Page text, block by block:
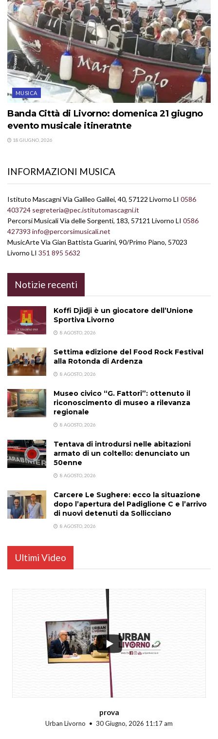
MUSICA
Banda Città di Livorno: domenica 21 giugno
evento musicale itineratnte
18 GIUGNO, 2026
INFORMAZIONI MUSICA
Istituto Mascagni Via Galileo Galilei, 40, 57122 Livorno LI 0586
403724 segreteria@pec.istitutomascagni.it
Percorsi Musicali Via delle Sorgenti, 183, 57121 Livorno LI 0586
427393 info@percorsimusicali.net
MusicArte Via Gian Battista Guarini, 90/Primo Piano, 57023
Livorno LI 351 895 5632
Notizie recenti
Koffi Djidji è un giocatore dell’Unione
Sportiva Livorno
8 AGOSTO, 2026
Settima edizione del Food Rock Festival
alla Rotonda di Ardenza
8 AGOSTO, 2026
Museo civico “G. Fattori”: ottenuto il
riconoscimento di museo a rilevanza
regionale
8 AGOSTO, 2026
Tentava di introdursi nelle abitazioni
armato di un coltello: denunciato un
50enne
8 AGOSTO, 2026
Carcere Le Sughere: ecco la situazione
dopo l’apertura del Padiglione C e l’arrivo
di nuovi detenuti da Sollicciano
8 AGOSTO, 2026
Ultimi Video
prova
Urban Livorno 30 Giugno, 2026 11:17 am